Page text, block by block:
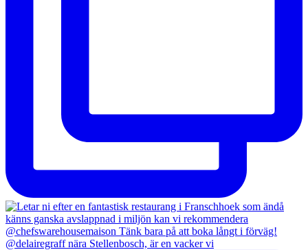
@delairegraff nära Stellenbosch, är en vacker vi